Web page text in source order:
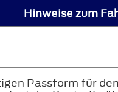
Hinweise zum
Passform für